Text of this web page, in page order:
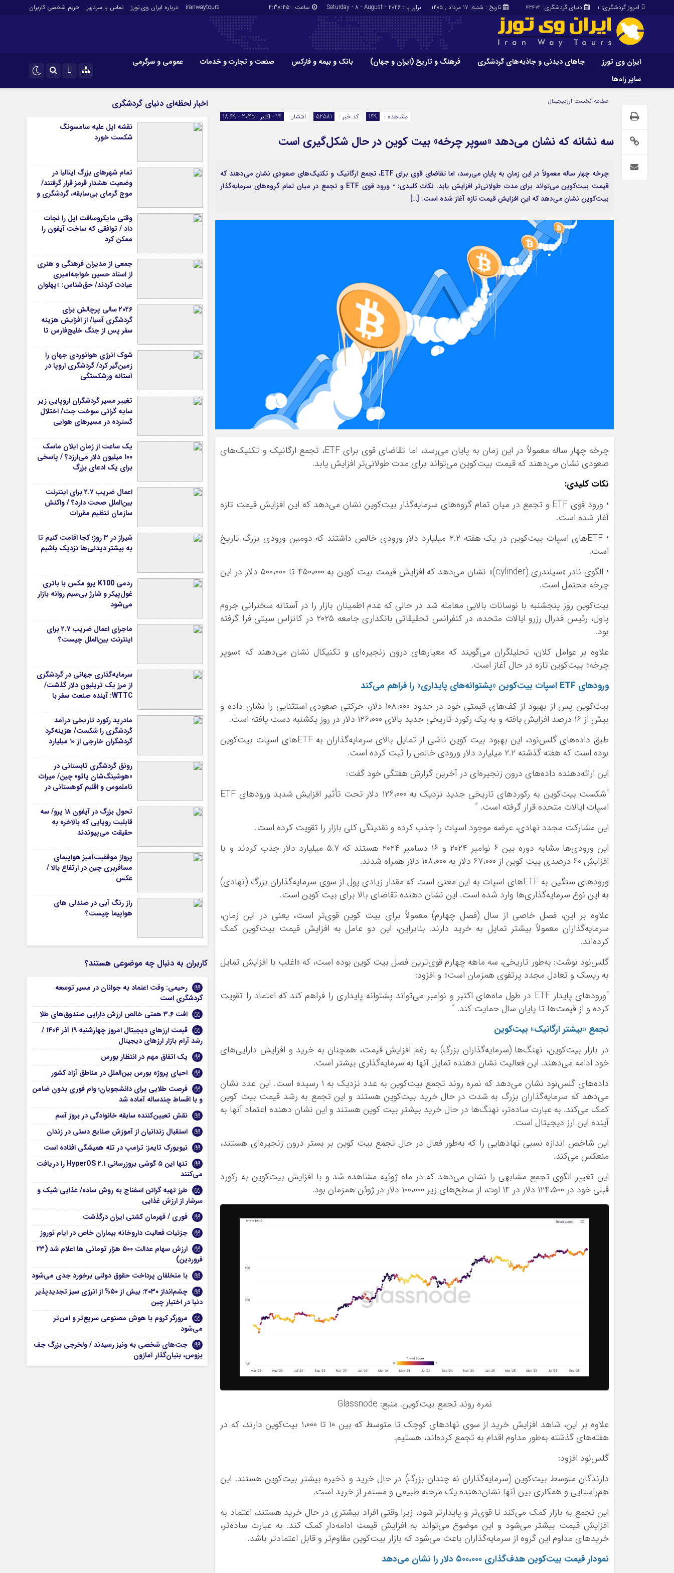
دنیای گردشگری: 43472 امروز گردشگری: 1 تاریخ : شنبه, ۱۷ مرداد , ۱۴۰۵ برابر با : Saturday - 8 - August - 2026 ساعت : 4:38:46
iranwaytours درباره ایران وی تورز تماس با سردبیر حریم شخصی کاربران
ایران وی تورز جاهای دیدنی و جاذبه‌های گردشگری فرهنگ و تاریخ (ایران و جهان) بانک و بیمه و فارکس صنعت و تجارت و خدمات
عمومی و سرگرمی
سایر راه‌ها
اینستاگرام
ایران وی تورز
شرایط بازنشر محتوا در ایران وی تورز
ایران سفر تور
غذا و رستوران
گزارش‌های خبری میراث فرهنگی
بانک و بیمه و فارکس
ارزدیجیتال
صنعت و تجارت و خدمات
اقتصاد گردشگری
عمومی و سرگرمی
پزشکی، سلامت و زیبایی
سایر راه‌ها
تور و سفر ایرانی
بلیط اتوبوس
مسیرهای نجف به کربلا
صفحه نخست ارزدیجیتال
انتشار :
14 - اکتبر - 2025 - 18:49 کد خبر : 52581 مشاهده : 149
سه نشانه که نشان می‌دهد «سوپر چرخه» بیت ‌کوین در حال شکل‌گیری است
چرخه چهار ساله معمولاً در این زمان به پایان می‌رسد، اما تقاضای قوی برای ETF، تجمع ارگانیک و تکنیک‌های صعودی نشان می‌دهند که
قیمت بیت‌کوین می‌تواند برای مدت طولانی‌تر افزایش یابد. نکات کلیدی: • ورود قوی ETF و تجمع در میان تمام گروه‌های سرمایه‌گذار
بیت‌کوین نشان می‌دهد که این افزایش قیمت تازه آغاز شده است. […]
چرخه چهار ساله معمولاً در این زمان به پایان می‌رسد، اما تقاضای قوی برای ETF، تجمع ارگانیک و تکنیک‌های
صعودی نشان می‌دهند که قیمت بیت‌کوین می‌تواند برای مدت طولانی‌تر افزایش یابد.
نکات کلیدی:
• ورود قوی ETF و تجمع در میان تمام گروه‌های سرمایه‌گذار بیت‌کوین نشان می‌دهد که این افزایش قیمت تازه
آغاز شده است.
• ETF‌های اسپات بیت‌کوین در یک هفته ۲.۲ میلیارد دلار ورودی خالص داشتند که دومین ورودی بزرگ تاریخ
است.
• الگوی نادر «سیلندری (cylinder)» نشان می‌دهد که افزایش قیمت بیت کوین به ۴۵۰،۰۰۰ تا ۵۰۰،۰۰۰ دلار در این
چرخه محتمل است.
بیت‌کوین روز پنجشنبه با نوسانات بالایی معامله شد در حالی که عدم اطمینان بازار را در آستانه سخنرانی جروم
پاول، رئیس فدرال رزرو ایالات متحده، در کنفرانس تحقیقاتی بانکداری جامعه ۲۰۲۵ در کانزاس سیتی فرا گرفته
بود.
علاوه بر عوامل کلان، تحلیلگران می‌گویند که معیار‌های درون زنجیره‌ای و تکنیکال نشان می‌دهند که «سوپر
چرخه» بیت‌کوین تازه در حال آغاز است.
ورود‌های ETF اسپات بیت‌کوین «پشتوانه‌های پایداری» را فراهم می‌کند
بیت‌کوین پس از بهبود از کف‌های قیمتی خود در حدود ۱۰۸،۰۰۰ دلار، حرکتی صعودی استثنایی را نشان داده و
بیش از ۱۶ درصد افزایش یافته و به یک رکورد تاریخی جدید بالای ۱۲۶،۰۰۰ دلار در روز یکشنبه دست یافته است.
طبق داده‌های گلس‌نود، این بهبود بیت کوین ناشی از تمایل بالای سرمایه‌گذاران به ETF‌های اسپات بیت‌کوین
بوده است که هفته گذشته ۲.۲ میلیارد دلار ورودی خالص را ثبت کرده است.
این ارائه‌دهنده داده‌های درون زنجیره‌ای در آخرین گزارش هفتگی خود گفت:
“شکست بیت‌کوین به رکورد‌های تاریخی جدید نزدیک به ۱۲۶،۰۰۰ دلار تحت تأثیر افزایش شدید ورود‌های ETF
اسپات ایالات متحده قرار گرفته است. ”
این مشارکت مجدد نهادی، عرضه موجود اسپات را جذب کرده و نقدینگی کلی بازار را تقویت کرده است.
این ورودی‌ها مشابه دوره بین ۶ نوامبر ۲۰۲۴ و ۱۶ دسامبر ۲۰۲۴ هستند که ۵.۷ میلیارد دلار جذب کردند و با
افزایش ۶۰ درصدی بیت کوین از ۶۷،۰۰۰ دلار به ۱۰۸،۰۰۰ دلار همراه شدند.
ورود‌های سنگین به ETF‌های اسپات به این معنی است که مقدار زیادی پول از سوی سرمایه‌گذاران بزرگ (نهادی)
به این نوع سرمایه‌گذاری‌ها وارد شده است. این نشان دهنده تقاضای بالا برای بیت کوین است.
علاوه بر این، فصل خاصی از سال (فصل چهارم) معمولاً برای بیت کوین قوی‌تر است، یعنی در این زمان،
سرمایه‌گذاران معمولاً بیشتر تمایل به خرید دارند. بنابراین، این دو عامل به افزایش قیمت بیت‌کوین کمک
کرده‌اند.
گلس‌نود نوشت: به‌طور تاریخی، سه ماهه چهارم قوی‌ترین فصل بیت کوین بوده است، که «اغلب با افزایش تمایل
به ریسک و تعادل مجدد پرتفوی همزمان است» و افزود:
“ورود‌های پایدار ETF در طول ماه‌های اکتبر و نوامبر می‌تواند پشتوانه پایداری را فراهم کند که اعتماد را تقویت
کرده و از قیمت‌ها تا پایان سال حمایت کند. ”
تجمع «بیشتر ارگانیک» بیت‌کوین
در بازار بیت‌کوین، نهنگ‌ها (سرمایه‌گذاران بزرگ) به رغم افزایش قیمت، همچنان به خرید و افزایش دارایی‌های
خود ادامه می‌دهند. این فعالیت نشان دهنده تمایل آنها به سرمایه‌گذاری بیشتر است.
داده‌های گلس‌نود نشان می‌دهد که نمره روند تجمع بیت‌کوین به عدد نزدیک به ۱ رسیده است. این عدد نشان
می‌دهد که سرمایه‌گذاران بزرگ به شدت در حال خرید بیت‌کوین هستند و این تجمع به رشد قیمت بیت کوین
کمک می‌کند. به عبارت ساده‌تر، نهنگ‌ها در حال خرید بیشتر بیت کوین هستند و این نشان دهنده اعتماد آنها به
آینده این ارز دیجیتال است.
این شاخص اندازه نسبی نهاد‌هایی را که به‌طور فعال در حال تجمع بیت کوین بر بستر درون زنجیره‌ای هستند،
منعکس می‌کند.
این تغییر الگوی تجمع مشابهی را نشان می‌دهد که در ماه ژوئیه مشاهده شد و با افزایش بیت‌کوین به رکورد
قبلی خود در ۱۲۴،۵۰۰ دلار در ۱۴ اوت، از سطح‌های زیر ۱۰۰،۰۰۰ دلار در ژوئن همزمان بود.
نمره روند تجمع بیت‌کوین. منبع: Glassnode
علاوه بر این، شاهد افزایش خرید از سوی نهاد‌های کوچک تا متوسط که بین ۱۰ تا ۱،۰۰۰ بیت‌کوین دارند، که در
هفته‌های گذشته به‌طور مداوم اقدام به تجمع کرده‌اند، هستیم.
گلس‌نود افزود:
دارندگان متوسط بیت‌کوین (سرمایه‌گذاران نه چندان بزرگ) در حال خرید و ذخیره بیشتر بیت‌کوین هستند. این
هم‌راستایی و همکاری بین آنها نشان‌دهنده یک مرحله طبیعی و مستمر از خرید است.
این تجمع به بازار کمک می‌کند تا قوی‌تر و پایدارتر شود، زیرا وقتی افراد بیشتری در حال خرید هستند، اعتماد به
افزایش قیمت بیشتر می‌شود و این موضوع می‌تواند به افزایش قیمت ادامه‌دار کمک کند. به عبارت ساده‌تر،
خرید‌های مداوم این گروه از سرمایه‌گذاران باعث می‌شود که بازار بیت‌کوین مقاوم‌تر و قابل اعتمادتر باشد.
نمودار قیمت بیت‌کوین هدف‌گذاری ۵۰۰،۰۰۰ دلار را نشان می‌دهد
اخبار لحظه‌ای دنیای گردشگری
نقشه اپل علیه سامسونگ
شکست خورد
تمام شهرهای بزرگ ایتالیا در
وضعیت هشدار قرمز قرار گرفتند/
موج گرمای بی‌سابقه، گردشگری و
قرار داد
وقتی مایکروسافت اپل را نجات
داد / توافقی که ساخت آیفون را
ممکن کرد
جمعی از مدیران فرهنگی و هنری
از استاد حسین خواجه‌امیری
عیادت کردند/ حق‌شناس: «پهلوان
برای استاد ایرج است
۲۰۲۶ سالی پرچالش برای
گردشگری آسیا/ از افزایش هزینه
سفر پس از جنگ خلیج‌فارس تا
شوک انرژی هوانوردی جهان را
زمین‌گیر کرد/ گردشگری اروپا در
آستانه ورشکستگی
تغییر مسیر گردشگران اروپایی زیر
سایه گرانی سوخت جت/ اختلال
گسترده در مسیرهای هوایی
یک ساعت از زمان ایلان ماسک
۱۰۰ میلیون دلار می‌ارزد؟ / پاسخی
برای یک ادعای بزرگ
اعمال ضریب ۲.۷ برای اینترنت
بین‌الملل صحت دارد؟ / واکنش
سازمان تنظیم مقررات
شیراز در ۳ روز؛ کجا اقامت کنیم تا
به بیشتر دیدنی‌ها نزدیک باشیم
ردمی K100 پرو مکس با باتری
غول‌پیکر و شارژ بی‌سیم روانه بازار
می‌شود
ماجرای اعمال ضریب ۲.۷ برای
اینترنت بین‌الملل چیست؟
سرمایه‌گذاری جهانی در گردشگری
از مرز یک تریلیون دلار گذشت/
WTTC: آینده صنعت سفر با
تضمین می‌شود
مادرید رکورد تاریخی درآمد
گردشگری را شکست/ هزینه‌کرد
گردشگران خارجی از ۱۰ میلیارد
رونق گردشگری تابستانی در
«هوشینگ‌شان یائو» چین/ میراث
ناملموس و اقلیم کوهستانی در
تحول بزرگ در آیفون ۱۸ پرو/ سه
قابلیت رویایی که بالاخره به
حقیقت می‌پیوندند
پرواز موفقیت‌آمیز هواپیمای
مسافربری چین در ارتفاع بالا /
عکس
راز رنگ آبی در صندلی های
هواپیما چیست؟
کاربران به دنبال چه موضوعی هستند؟
رحیمی: وقت اعتماد به جوانان در مسیر توسعه
گردشگری است
افت ۳.۶ همتی خالص ارزش دارایی صندوق‌های طلا
قیمت ارز‌های دیجیتال امروز چهارشنبه ۱۹ آذر ۱۴۰۴ /
رشد آرام بازار ارزهای دیجیتال
یک اتفاق مهم در انتظار بورس
احیای پروژه بورس بین‌الملل در مناطق آزاد کشور
فرصت طلایی برای دانشجویان؛ وام فوری بدون ضامن
و با اقساط چندساله آماده شد
نقش تعیین‌کننده سابقه خانوادگی در بروز آسم
استقبال زندانیان از آموزش صنایع دستی در زندان
نیویورک تایمز: ترامپ در تله‌ همیشگی افتاده است
تنها این ۵ گوشی بروزرسانی HyperOS ۲.۱ را دریافت
می‌کنند
طرز تهیه گراتن اسفناج به روش ساده/ غذایی شیک و
سرشار از ارزش غذایی
فوری / قهرمان کشتی ایران درگذشت
جزئیات فعالیت داروخانه‌ بیماران خاص در ایام نوروز
ارزش سهام عدالت ۵۰۰ هزار تومانی ها اعلام شد (۲۳
فروردین)
با متخلفان پرداخت حقوق دولتی برخورد جدی می‌شود
چشم‌انداز ۲۰۳۰: بیش از ۵۰% از انرژی سبز تجدیدپذیر
دنیا در اختیار چین
مرورگر کروم با هوش مصنوعی سریع‌تر و امن‌تر
می‌شود
جت‌های شخصی به ونیز رسیدند / ولخرجی بزرگ جف
بزوس، بنیان‌گذار آمازون